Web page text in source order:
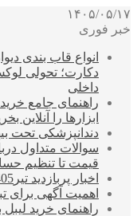
۱۴۰۵/۰۵/۱۷
خبر فوری
انواع قاب بندی
دکارت؛ تحولی
داخلی
راهنمای جامع
ابزارها را آنلاین
دندانپزشکی تحت
سوالات متداول
قیمت تا تنظیم
اخبار پربازدید تیر1405
اهمیت آگهی برای
راهنمای خرید